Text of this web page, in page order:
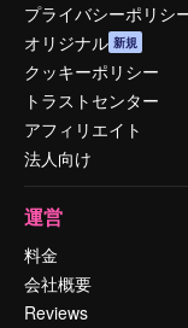
プライバシーポリシ
オリジナル 新規
クッキーポリシー
トラストセンター
アフィリエイト
法人向け
運営
料金
会社概要
Reviews